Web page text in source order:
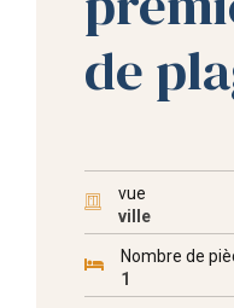
de
vue
ville
Nombre de
1